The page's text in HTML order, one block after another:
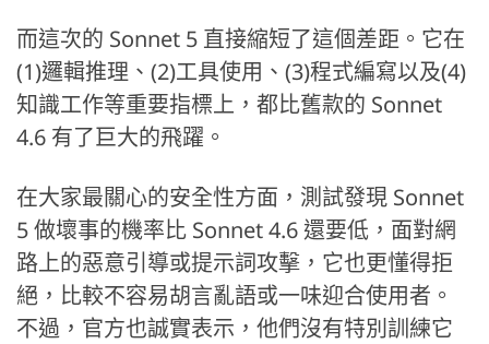
而這次的 Sonnet 5 直接縮短了這個差距。它在
(1)邏輯推理、(2)工具使用、(3)程式編寫以及(4)
知識工作等重要指標上，都比舊款的 Sonnet
4.6 有了巨大的飛躍。
在大家最關心的安全性方面，測試發現 Sonnet
5 做壞事的機率比 Sonnet 4.6 還要低，面對網
路上的惡意引導或提示詞攻擊，它也更懂得拒
絕，比較不容易胡言亂語或一味迎合使用者。
不過，官方也誠實表示，他們沒有特別訓練它